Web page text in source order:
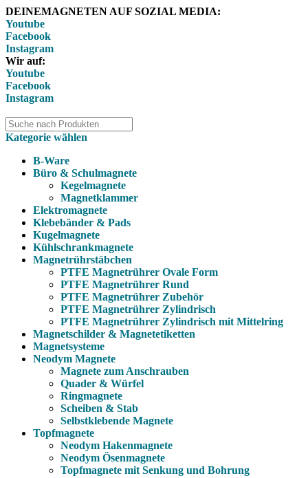
DEINEMAGNETEN AUF SOZIAL MEDIA:
Youtube
Facebook
Instagram
Wir auf:
Youtube
Facebook
Instagram
Kategorie wählen
B-Ware
Büro & Schulmagnete
Kegelmagnete
Magnetklammer
Elektromagnete
Klebebänder & Pads
Kugelmagnete
Kühlschrankmagnete
Magnetrührstäbchen
PTFE Magnetrührer Ovale Form
PTFE Magnetrührer Rund
PTFE Magnetrührer Zubehör
PTFE Magnetrührer Zylindrisch
PTFE Magnetrührer Zylindrisch mit Mittelring
Magnetschilder & Magnetetiketten
Magnetsysteme
Neodym Magnete
Magnete zum Anschrauben
Quader & Würfel
Ringmagnete
Scheiben & Stab
Selbstklebende Magnete
Topfmagnete
Neodym Hakenmagnete
Neodym Ösenmagnete
Topfmagnete mit Senkung und Bohrung